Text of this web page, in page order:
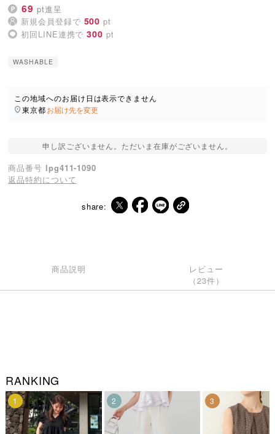
69 pt進呈
新規会員登録で 500 pt
初回LINE連携で 300 pt
WASHABLE
この地域へのお届け日は表示できません
東京都お届け先を変更
申し訳ございません。ただいま在庫がございません。
商品番号 lpg411-1090
返品特約について
share:
商品説明
レビュー
（23件）
RANKING
1 2 3